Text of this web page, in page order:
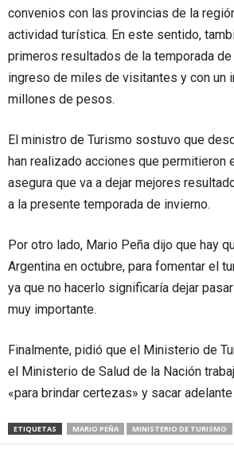
convenios con las provincias de la
actividad turística. En este sentido,
primeros resultados de la temporada
ingreso de miles de visitantes y con un
millones de pesos.
El ministro de Turismo sostuvo que
han realizado acciones que permitieron
asegura que va a dejar mejores
a la presente temporada de invierno.
Por otro lado, Mario Peña dijo que hay
Argentina en octubre, para fomentar el
ya que no hacerlo significaría dejar
muy importante.
Finalmente, pidió que el Ministerio de
el Ministerio de Salud de la Nación
«para brindar certezas» y sacar
ETIQUETAS MARIO PEÑA MINISTERIO DE TURISMO